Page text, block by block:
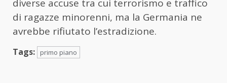
diverse accuse tra cui terrorismo e traffico
di ragazze minorenni, ma la Germania ne
avrebbe rifiutato l’estradizione.
Tags: primo piano